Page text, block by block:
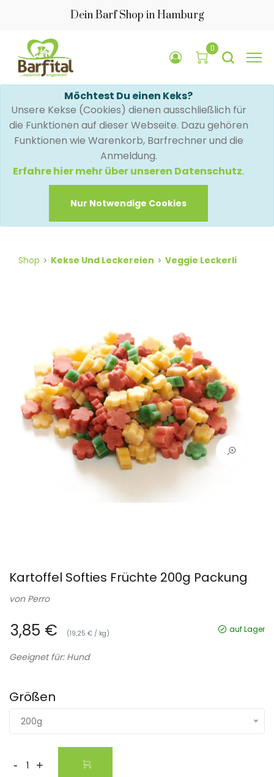
Dein Barf Shop in Hamburg
0
Möchtest Du einen Keks?
Unsere Kekse (Cookies) dienen ausschließlich für
die Funktionen auf dieser Webseite. Dazu gehören
Funktionen wie Warenkorb, Barfrechner und die
Anmeldung.
Erfahre hier mehr über unseren Datenschutz.
Nur Notwendige Cookies
Shop Kekse Und Leckereien Veggie Leckerli
Kartoffel Softies Früchte 200g Packung
von Perro
3,85 € (19,25 € / kg) auf Lager
Geeignet für: Hund
Größen
200g
- +